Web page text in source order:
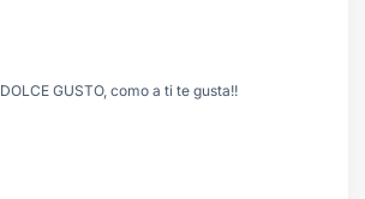
DOLCE GUSTO, como a ti te gusta!!